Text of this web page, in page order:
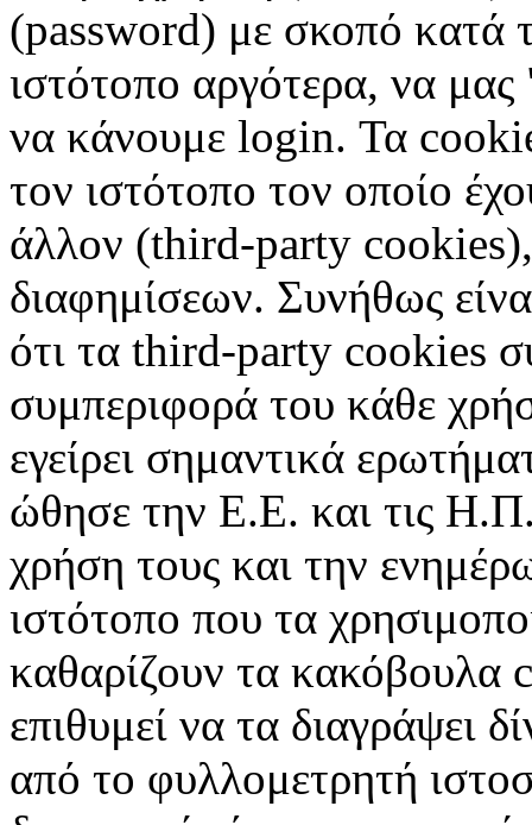
(password) με σκοπό κατά
ιστότοπο αργότερα, να μας
να κάνουμε login. Τα
τον ιστότοπο τον οποίο
άλλον (third-party
διαφημίσεων. Συνήθως
ότι τα third-party cookies
συμπεριφορά του κάθε
εγείρει σημαντικά
ώθησε την Ε.Ε. και τις
χρήση τους και την
ιστότοπο που τα
καθαρίζουν τα κακόβουλα
επιθυμεί να τα διαγράψει
από το φυλλομετρητή